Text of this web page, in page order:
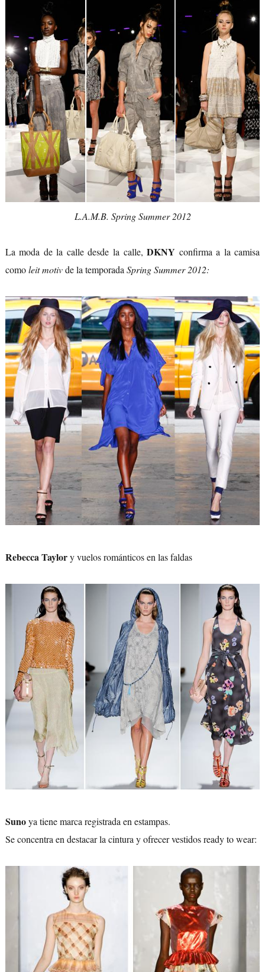
L.A.M.B. Spring Summer 2012
La moda de la calle desde la calle,DKNY confirma a la camisa
comoleit motivde la temporadaSpring Summer 2012:
Rebecca Taylory vuelos románticos en las faldas
Sunoya tiene marca registrada en estampas.
Se concentra en destacar la cintura y ofrecer vestidos ready to wear: